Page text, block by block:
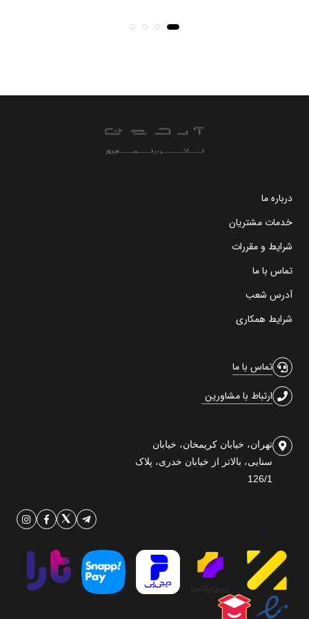
درباره ما
خدمات مشتریان
شرایط و مقررات
تماس با ما
آدرس شعب
شرایط همکاری
تماس با ما
ارتباط با مشاورین
تهران، خیابان کریمخان، خیابان
سنایی، بالاتر از خیابان خدری، پلاک
126/1